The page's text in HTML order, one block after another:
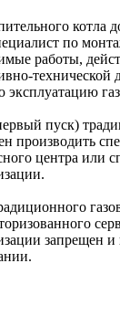
котла
по
работы,
технической
эксплуатацию
пуск)
производить
центра или
запрещен и